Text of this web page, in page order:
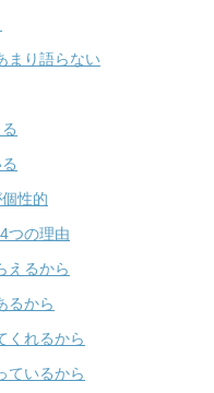
まり語らない
性的
つの理由
えるから
るから
くれるから
ているから